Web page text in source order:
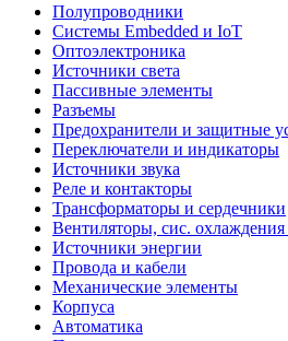
Полупроводники
Системы Embedded и IoT
Oптоэлектроника
Источники света
Пассивные элементы
Разъeмы
Предохранители и защитные
Переключатели и индикаторы
Источники звука
Реле и контакторы
Трансформаторы и сердечники
Вентиляторы, сис. охлаждения
Источники энергии
Провода и кабели
Механические элементы
Корпуса
Автоматика